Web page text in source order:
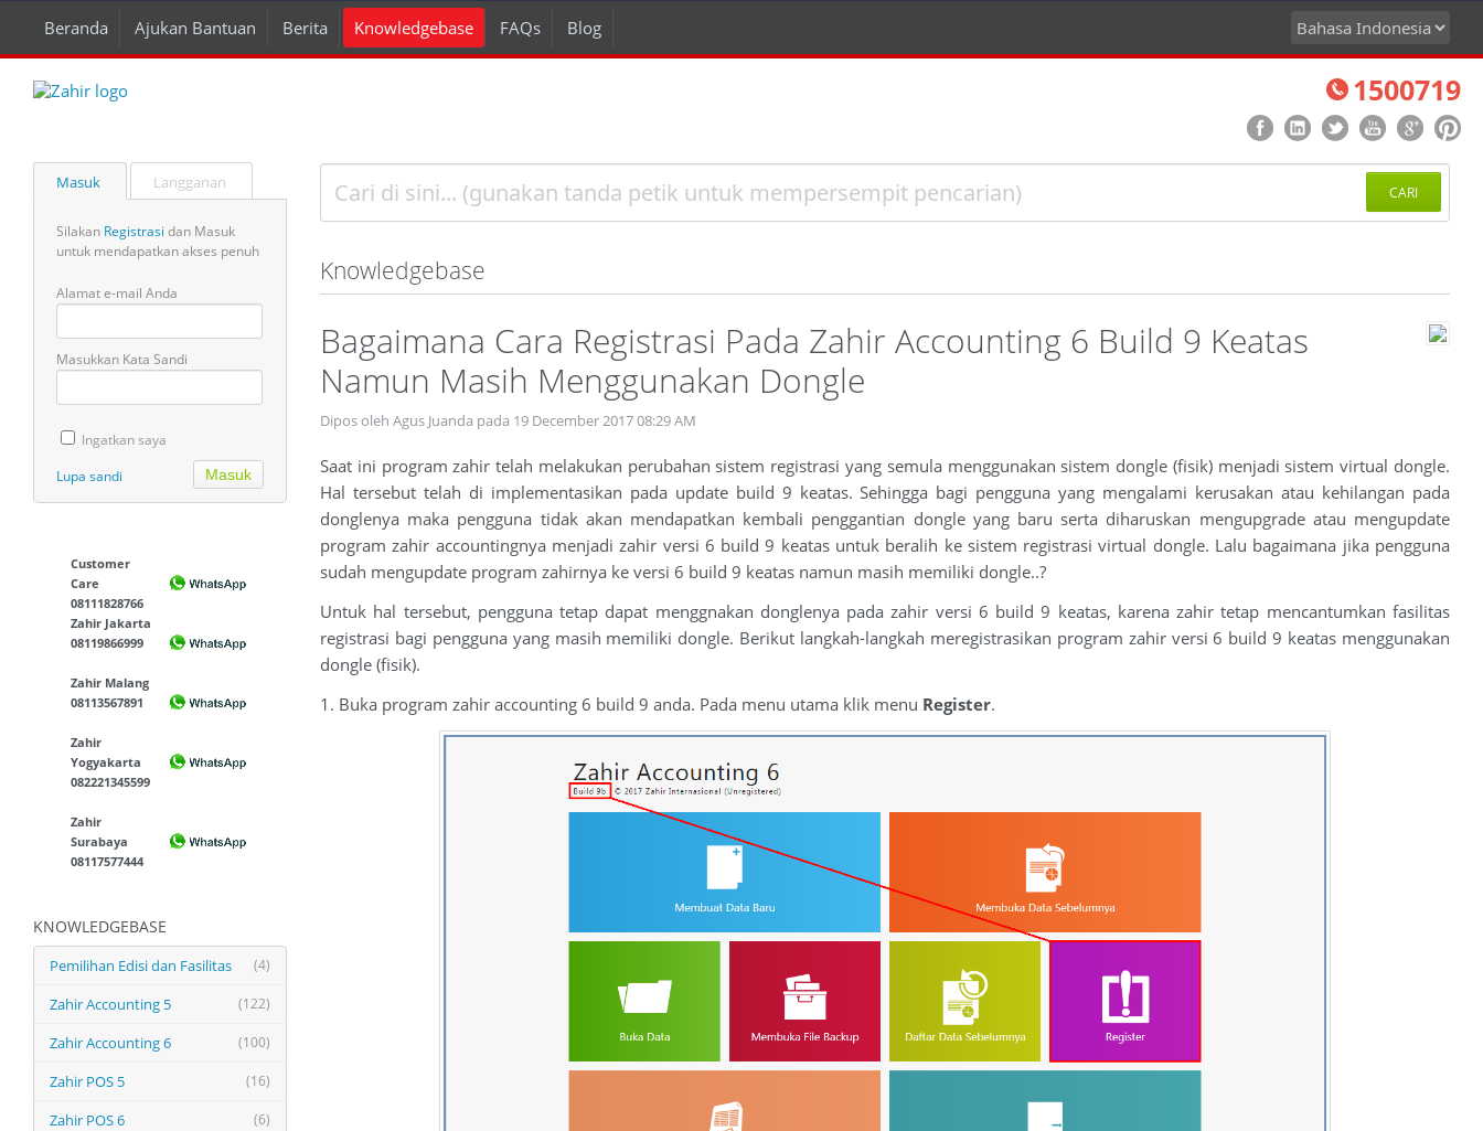
Beranda Ajukan Bantuan Berita Knowledgebase FAQs Blog
1500719
Masuk Langganan
Silakan Registrasi dan Masuk
untuk mendapatkan akses penuh
Alamat e-mail Anda
Masukkan Kata Sandi
Ingatkan saya
Lupa sandi
Customer
Care
08111828766
Zahir Jakarta
08119866999
Zahir Malang
08113567891
Zahir
Yogyakarta
082221345599
Zahir
Surabaya
08117577444
KNOWLEDGEBASE
(4)
Pemilihan Edisi dan Fasilitas
(122)
Zahir Accounting 5
(100)
Zahir Accounting 6
(16)
Zahir POS 5
(6)
Zahir POS 6
CARI
Knowledgebase
Bagaimana Cara Registrasi Pada Zahir Accounting 6 Build 9 Keatas
Namun Masih Menggunakan Dongle
Dipos oleh Agus Juanda pada 19 December 2017 08:29 AM
Saat ini program zahir telah melakukan perubahan sistem registrasi yang semula menggunakan sistem dongle (fisik) menjadi sistem virtual dongle.
Hal tersebut telah di implementasikan pada update build 9 keatas. Sehingga bagi pengguna yang mengalami kerusakan atau kehilangan pada
donglenya maka pengguna tidak akan mendapatkan kembali penggantian dongle yang baru serta diharuskan mengupgrade atau mengupdate
program zahir accountingnya menjadi zahir versi 6 build 9 keatas untuk beralih ke sistem registrasi virtual dongle. Lalu bagaimana jika pengguna
sudah mengupdate program zahirnya ke versi 6 build 9 keatas namun masih memiliki dongle..?
Untuk hal tersebut, pengguna tetap dapat menggnakan donglenya pada zahir versi 6 build 9 keatas, karena zahir tetap mencantumkan fasilitas
registrasi bagi pengguna yang masih memiliki dongle. Berikut langkah-langkah meregistrasikan program zahir versi 6 build 9 keatas menggunakan
dongle (fisik).
1. Buka program zahir accounting 6 build 9 anda. Pada menu utama klik menu Register.